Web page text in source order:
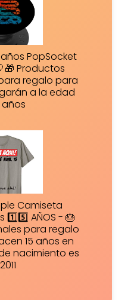
PopSocket
Productos
regalo para
a la edad
años
Camiseta
AÑOS - 🎂
para regalo
15 años en
nacimiento es